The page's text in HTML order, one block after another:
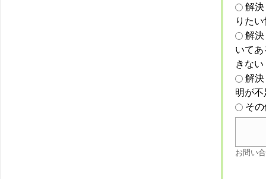
解
りた
解
いて
きない
解
明が
そ
お問い